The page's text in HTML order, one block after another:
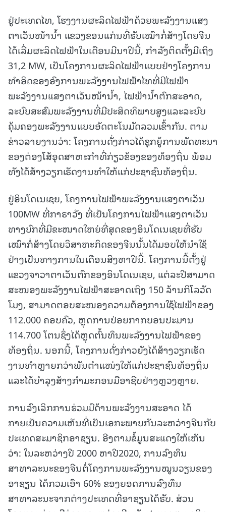
ຢູ່ປະເທດໄທ, ໂຮງງານຜະລິດໄຟຟ້າດ້ວຍພະລັງງານແສງ
ຕາເວັນໜ້ານ້ຳ ແຂວງຂອນແກ່ນທີ່ຮັບເໝົາກໍ່ສ້າງໂດຍຈີນ
ໄດ້ເລີ່ມຜະລິດໄຟຟ້າໃນເດືອນມີນາປີນີ້, ກຳລັງຕິດຕັ້ງມີເຖິງ
31,2 MW, ເປັນໂຄງການຜະລິດໄຟຟ້າແບບຢ່າງໂຄງການ
ທຳອິດຂອງອົງການພະລັງງານໄຟຟ້າໄທທີ່ມີໄຟຟ້າ
ພະລັງງານແສງຕາເວັນໜ້ານ້ຳ, ໄຟຟ້ານ້ຳຕົກສະອາດ,
ລະບົບສະສົມພະລັງງານທີ່ມີປະສິດທິພາບສູງແລະລະບົບ
ຄຸ້ມຄອງພະລັງງານແບບອັດຕະໂນມັດລວມເຂົ້າກັນ. ຕາມ
ຂ່າວລາຍງານວ່າ: ໂຄງການດັ່ງກ່າວໄດ້ຊຸກຍູ້ການພັດທະນາ
ຂອງຕ່ອງໂສ້ອຸດສາຫະກຳທີ່ກ່ຽວຂ້ອງຂອງທ້ອງຖິ່ນ ພ້ອມ
ທັງໄດ້ສ້າງວຽກເຮັດງານທຳໃຫ້ແກ່ປະຊາຊົນທ້ອງຖິ່ນ.
ຢູ່ອິນໂດເນເຊຍ, ໂຄງການໄຟຟ້າພະລັງງານແສງຕາເວັນ
100MW ທີ່ກາຣາວັງ ທີ່ເປັນໂຄງການໄຟຟ້າແສງຕາເວັນ
ທາງບົກທີ່ມີຂະໜາດໃຫຍ່ທີ່ສຸດຂອງອິນໂດເນເຊຍທີ່ຮັບ
ເໝົາກໍ່ສ້າງໂດຍວິສາຫະກິດຂອງຈີນນັ້ນໄດ້ມອບໃຫ້ນຳໃຊ້
ຢ່າງເປັນທາງການໃນເດືອນສິງຫາປີນີ້. ໂຄງການນີ້ຕັ້ງຢູ່
ແຂວງຈາວາຕາເວັນຕົກຂອງອິນໂດເນເຊຍ, ແຕ່ລະປີສາມາດ
ສະໜອງພະລັງງານໄຟຟ້າສະອາດເຖິງ 150 ລ້ານກິໂລວັດ
ໂມງ, ສາມາດຕອບສະໜອງຄວາມຕ້ອງການໃຊ້ໄຟຟ້າຂອງ
112.000 ຄອບຄົວ, ຫຼຸດການປ່ອຍກາກບອນປະມານ
114.700 ໂຕນຊຶ່ງໄດ້ຫຼຸດຕົ້ນທຶນພະລັງງານໄຟຟ້າຂອງ
ທ້ອງຖິ່ນ. ນອກນີ້, ໂຄງການດັ່ງກ່າວຍັງໄດ້ສ້າງວຽກເຮັດ
ງານທຳຫຼາຍກວ່າພັນຕຳແໜ່ງໃຫ້ແກ່ປະຊາຊົນທ້ອງຖິ່ນ
ແລະໄດ້ບຳລຸງສ້າງກຳມະກອນມືອາຊີບຢ່າງຫຼວງຫຼາຍ.
ການລົງເລິກການຮ່ວມມືດ້ານພະລັງງານສະອາດ ໄດ້
ກາຍເປັນຄວາມເຫັນທີ່ເປັນເອກະພາບກັນລະຫວ່າງຈີນກັບ
ປະເທດສະມາຊິກອາຊຽນ. ອີງຕາມຂໍ້ມູນສະແດງໃຫ້ເຫັນ
ວ່າ: ໃນລະຫວ່າງປີ 2000 ຫາປີ2020, ການລົງທຶນ
ສາທາລະນະຂອງຈີນຕໍ່ໂຄງການພະລັງງານໝູນວຽນຂອງ
ອາຊຽນ ໄດ້ກວມເອົາ 60% ຂອງຍອດການລົງທຶນ
ສາທາລະນະຈາກຕ່າງປະເທດທີ່ອາຊຽນໄດ້ຮັບ. ສ່ວນ